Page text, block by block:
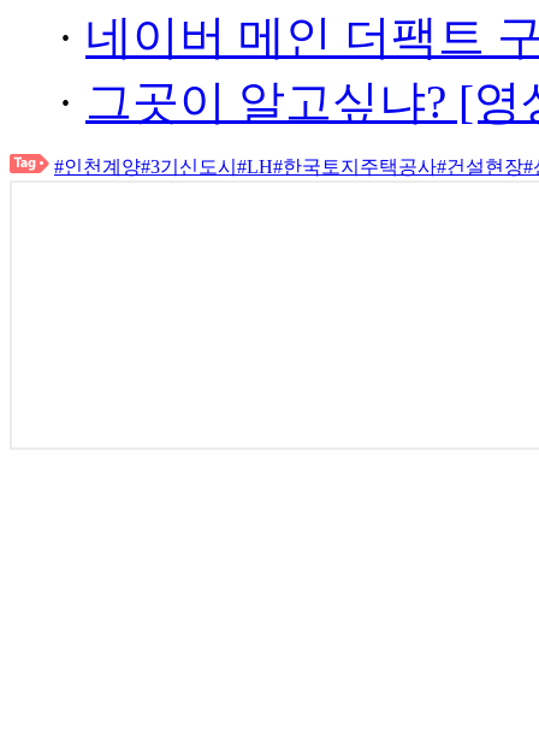
· 네이버 메인 더팩트
· 그곳이 알고싶냐? [
#인천계양#3기신도시 #LH#한국토지주택공사#건설현장#